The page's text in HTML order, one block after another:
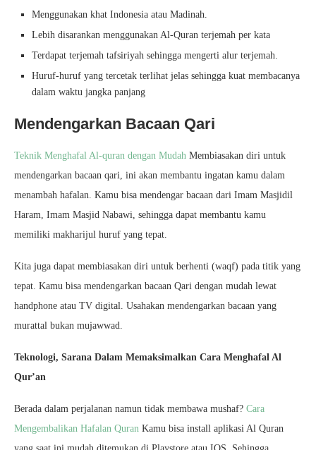
Menggunakan khat Indonesia atau Madinah.
Lebih disarankan menggunakan Al-Quran terjemah per kata
Terdapat terjemah tafsiriyah sehingga mengerti alur terjemah.
Huruf-huruf yang tercetak terlihat jelas sehingga kuat membacanya
dalam waktu jangka panjang
Mendengarkan Bacaan Qari
Teknik Menghafal Al-quran dengan Mudah Membiasakan diri untuk
mendengarkan bacaan qari, ini akan membantu ingatan kamu dalam
menambah hafalan. Kamu bisa mendengar bacaan dari Imam Masjidil
Haram, Imam Masjid Nabawi, sehingga dapat membantu kamu
memiliki makharijul huruf yang tepat.
Kita juga dapat membiasakan diri untuk berhenti (waqf) pada titik yang
tepat. Kamu bisa mendengarkan bacaan Qari dengan mudah lewat
handphone atau TV digital. Usahakan mendengarkan bacaan yang
murattal bukan mujawwad.
Teknologi, Sarana Dalam Memaksimalkan Cara Menghafal Al
Qur’an
Berada dalam perjalanan namun tidak membawa mushaf? Cara
Mengembalikan Hafalan Quran Kamu bisa install aplikasi Al Quran